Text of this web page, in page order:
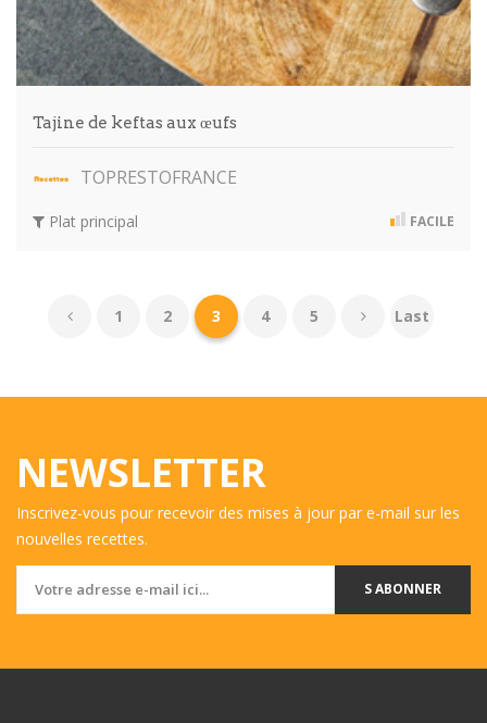
Tajine de keftas aux œufs
TOPRESTOFRANCE
Plat principal FACILE
1 2 3 4 5 Last
NEWSLETTER
Inscrivez-vous pour recevoir des mises à jour par e-mail sur les
nouvelles recettes.
S ABONNER